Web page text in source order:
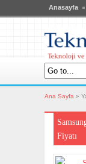
Anasayfa
Ana Sayfa »
Fiyatı